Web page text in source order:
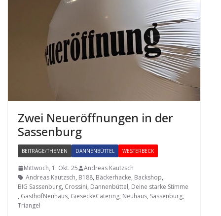
Zwei Neu­eröff­nun­gen in der
Sassenburg
BEITRÄGE/THEMEN DANNENBÜTTEL WESTERBECK
Mittwoch, 1. Okt. 25
Andreas Kautzsch
Andreas Kautzsch, B188, Bäckerhacke, Backshop,
BIG Sassenburg, Crossini, Dannenbüttel, Deine starke Stimme
, GasthofNeuhaus, GieseckeCatering, Neuhaus, Sassenburg,
Triangel